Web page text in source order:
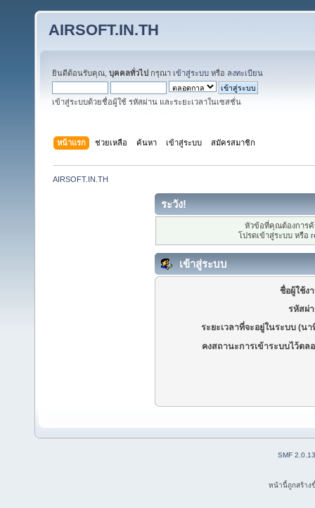
AIRSOFT.IN.TH
ยินดีต้อนรับคุณ, บุคคลทั่วไป กรุณา เข้าสู่ระบบ หรือ ลงทะเบียน
เข้าสู่ระบบด้วยชื่อผู้ใช้ รหัสผ่าน และระยะเวลาในเซสชั่น
หน้าแรก ช่วยเหลือ ค้นหา เข้าสู่ระบบ สมัครสมาชิก
AIRSOFT.IN.TH
ระวัง!
หัวข้อที่คุณต้องการ
โปรดเข้าสู่ระบบ หรือ
เข้าสู่ระบบ
ชื่อผู้ใช้ง
รหัสผ่
ระยะเวลาที่จะอยู่ในระบบ (นา
คงสถานะการเข้าระบบไว้ตล
SMF 2.0.13
หน้านี้ถูกสร้าง